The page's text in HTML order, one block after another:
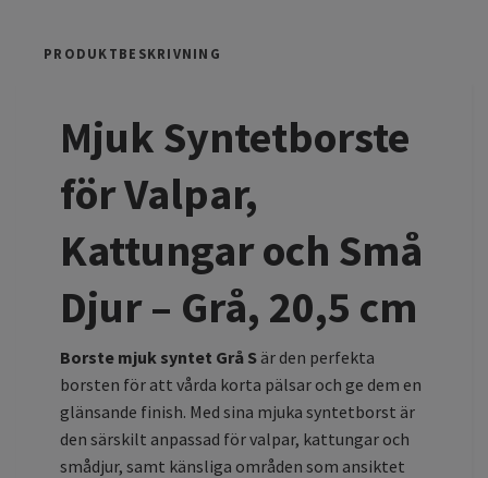
PRODUKTBESKRIVNING
Mjuk Syntetborste
för Valpar,
Kattungar och Små
Djur – Grå, 20,5 cm
Borste mjuk syntet Grå S är den perfekta
borsten för att vårda korta pälsar och ge dem en
glänsande finish. Med sina mjuka syntetborst är
den särskilt anpassad för valpar, kattungar och
smådjur, samt känsliga områden som ansiktet